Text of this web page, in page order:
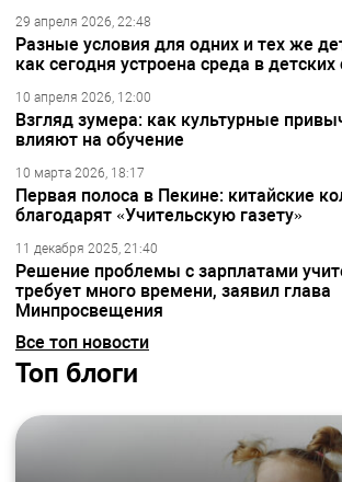
29 апреля 2026, 22:48
Разные условия для одних и тех же
как сегодня устроена среда в детских
10 апреля 2026, 12:00
Взгляд зумера: как культурные
влияют на обучение
10 марта 2026, 18:17
Первая полоса в Пекине: китайские
благодарят «Учительскую газету»
11 декабря 2025, 21:40
Решение проблемы с зарплатами
требует много времени, заявил глава
Минпросвещения
Все топ новости
Топ блоги